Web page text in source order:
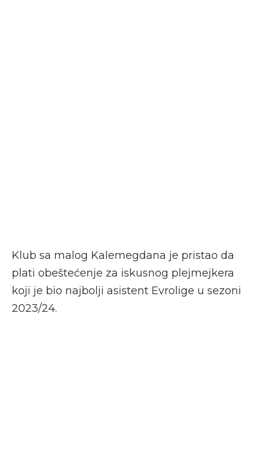
Klub sa malog Kalemegdana je pristao da
plati obeštećenje za iskusnog plejmejkera
koji je bio najbolji asistent Evrolige u sezoni
2023/24.